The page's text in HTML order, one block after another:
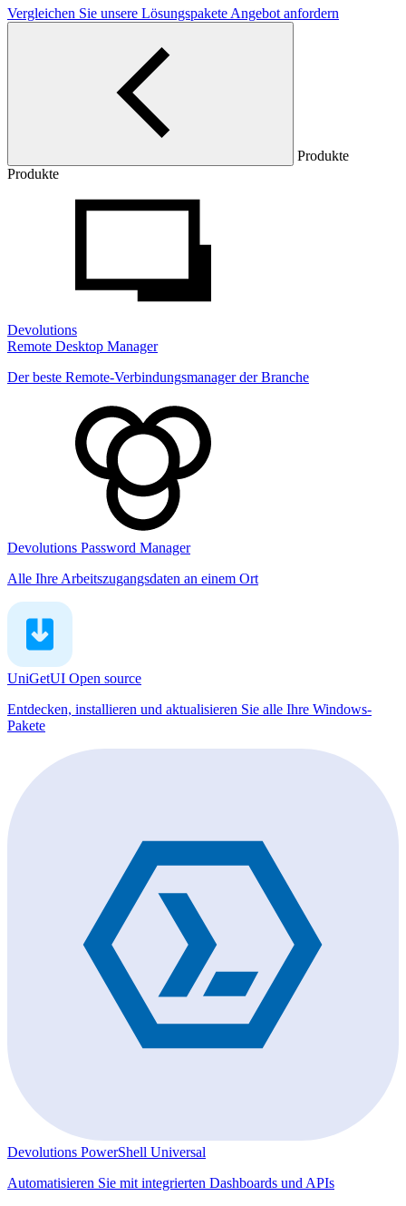
Vergleichen Sie unsere Lösungspakete Angebot anfordern
Produkte
Produkte
Devolutions
Remote Desktop Manager
Der beste Remote-Verbindungsmanager der Branche
Devolutions Password Manager
Alle Ihre Arbeitszugangsdaten an einem Ort
UniGetUI Open source
Entdecken, installieren und aktualisieren Sie alle Ihre Windows-
Pakete
Devolutions PowerShell Universal
Automatisieren Sie mit integrierten Dashboards und APIs